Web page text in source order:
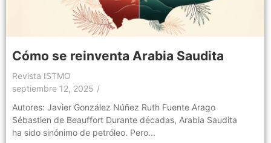
Cómo se reinventa Arabia Saudita
Revista ISTMO
septiembre 12, 2025 /
Autores: Javier González Núñez Ruth Fuente Arago
Sébastien de Beauffort Durante décadas, Arabia Saudita
ha sido sinónimo de petróleo. Pero...